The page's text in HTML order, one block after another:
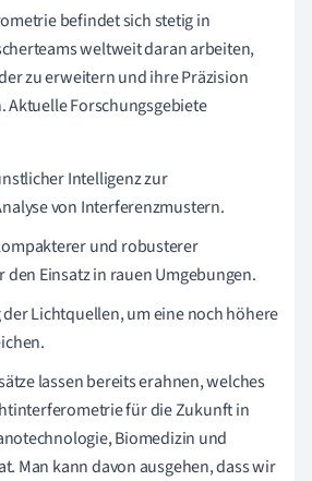
befindet sich stetig in
weltweit daran arbeiten,
zu erweitern und ihre Präzision
Aktuelle Forschungsgebiete
Intelligenz zur
von Interferenzmustern.
und robusterer
Einsatz in rauen Umgebungen.
der Lichtquellen, um eine noch höhere
lassen bereits erahnen, welches
für die Zukunft in
Biomedizin und
Man kann davon ausgehen, dass wir